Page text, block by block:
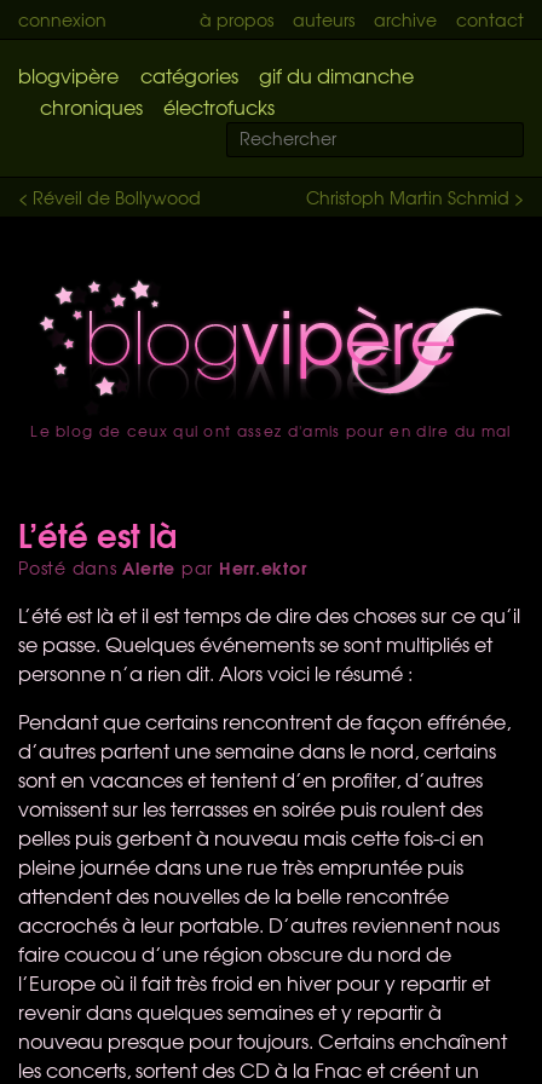
connexion à propos auteurs archive contact
blogvipère catégories
gif du dimanche
chroniques
électrofucks
Christoph Martin Schmid >
< Réveil de Bollywood
accueil
Le blog de ceux qui ont assez d'amis pour en dire du mal
L’été est là
Posté dansAlerte par Herr.ektor
L’été est là et il est temps de dire des choses sur ce qu’il
se passe. Quelques événements se sont multipliés et
personne n’a rien dit. Alors voici le résumé :
Pendant que certains rencontrent de façon effrénée,
d’autres partent une semaine dans le nord, certains
sont en vacances et tentent d’en profiter, d’autres
vomissent sur les terrasses en soirée puis roulent des
pelles puis gerbent à nouveau mais cette fois-ci en
pleine journée dans une rue très empruntée puis
attendent des nouvelles de la belle rencontrée
accrochés à leur portable. D’autres reviennent nous
faire coucou d’une région obscure du nord de
l’Europe où il fait très froid en hiver pour y repartir et
revenir dans quelques semaines et y repartir à
nouveau presque pour toujours. Certains enchaînent
les concerts, sortent des CD à la Fnac et créent un